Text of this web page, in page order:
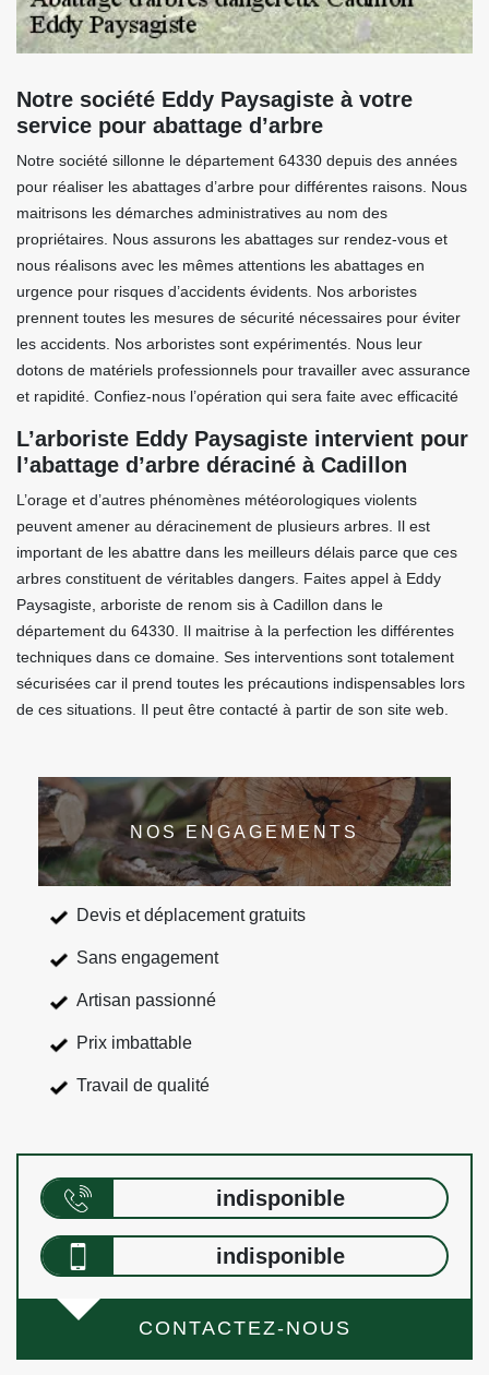
Notre société Eddy Paysagiste à votre
service pour abattage d’arbre
Notre société sillonne le département 64330 depuis des années
pour réaliser les abattages d’arbre pour différentes raisons. Nous
maitrisons les démarches administratives au nom des
propriétaires. Nous assurons les abattages sur rendez-vous et
nous réalisons avec les mêmes attentions les abattages en
urgence pour risques d’accidents évidents. Nos arboristes
prennent toutes les mesures de sécurité nécessaires pour éviter
les accidents. Nos arboristes sont expérimentés. Nous leur
dotons de matériels professionnels pour travailler avec assurance
et rapidité. Confiez-nous l’opération qui sera faite avec efficacité
L’arboriste Eddy Paysagiste intervient pour
l’abattage d’arbre déraciné à Cadillon
L’orage et d’autres phénomènes météorologiques violents
peuvent amener au déracinement de plusieurs arbres. Il est
important de les abattre dans les meilleurs délais parce que ces
arbres constituent de véritables dangers. Faites appel à Eddy
Paysagiste, arboriste de renom sis à Cadillon dans le
département du 64330. Il maitrise à la perfection les différentes
techniques dans ce domaine. Ses interventions sont totalement
sécurisées car il prend toutes les précautions indispensables lors
de ces situations. Il peut être contacté à partir de son site web.
NOS ENGAGEMENTS
Devis et déplacement gratuits
Sans engagement
Artisan passionné
Prix imbattable
Travail de qualité
indisponible
indisponible
CONTACTEZ-NOUS